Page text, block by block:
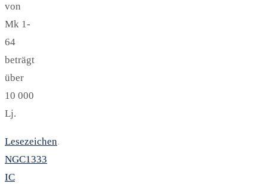
von
Mk 1-
64
beträgt
über
10 000
Lj.
Lesezeichen.
NGC1333
IC